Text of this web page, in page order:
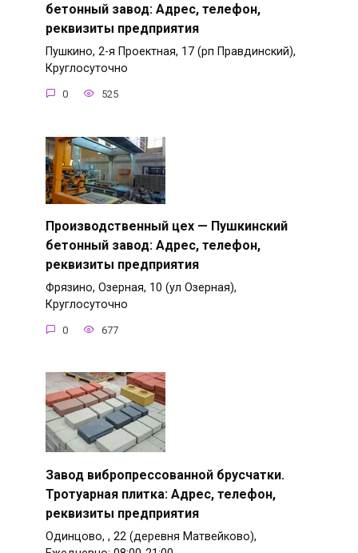
бетонный завод: Адрес, телефон,
реквизиты предприятия
Пушкино, 2-я Проектная, 17 (рп Правдинский),
Круглосуточно
0 525
Производственный цех — Пушкинский
бетонный завод: Адрес, телефон,
реквизиты предприятия
Фрязино, Озерная, 10 (ул Озерная),
Круглосуточно
0 677
Завод вибропрессованной брусчатки.
Тротуарная плитка: Адрес, телефон,
реквизиты предприятия
Одинцово, , 22 (деревня Матвейково),